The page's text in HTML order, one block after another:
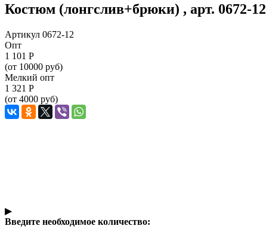
Костюм (лонгслив+брюки) , арт. 0672-12
Артикул 0672-12
Опт
1 101 Р
(от 10000 руб)
Мелкий опт
1 321 Р
(от 4000 руб)
▶
Введите необходимое количество: